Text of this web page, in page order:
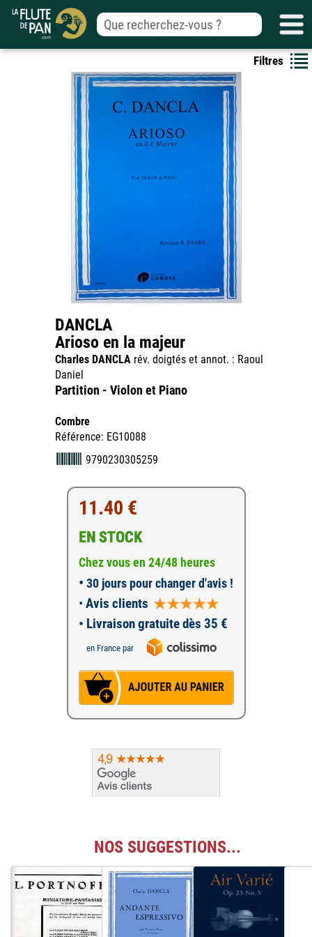
Filtres
DANCLA
Arioso en la majeur
Charles DANCLA rév. doigtés et annot. : Raoul
Daniel
Partition - Violon et Piano
Combre
Référence: EG10088
9790230305259
11.40 €
EN STOCK
Chez vous en 24/48 heures
• 30 jours pour changer d'avis !
• Avis clients
• Livraison gratuite dès 35 €
en France par
NOS SUGGESTIONS...